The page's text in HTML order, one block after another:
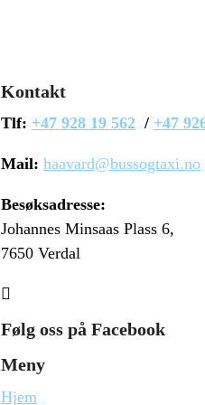
Kontakt
Tlf: +47 928 19 562 / +47
Mail: haavard@bussogtaxi.no
Besøksadresse:
Johannes Minsaas Plass 6,
7650 Verdal

Følg oss på Facebook
Meny
Hjem